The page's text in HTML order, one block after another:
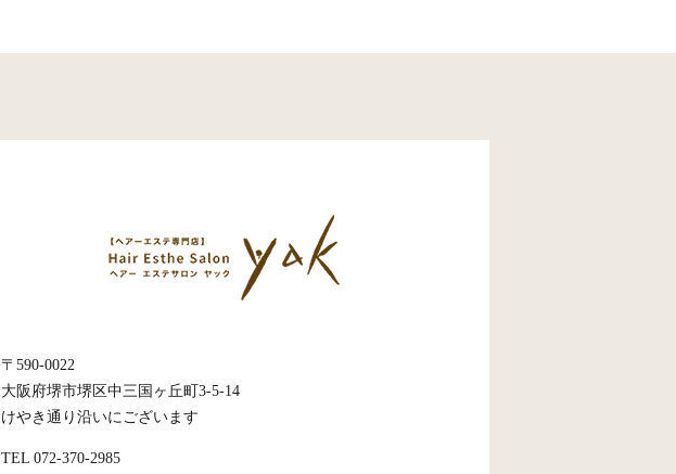
〒590-0022
大阪府堺市堺区中三国ヶ丘町3-5-14
けやき通り沿いにございます
TEL 072-370-2985